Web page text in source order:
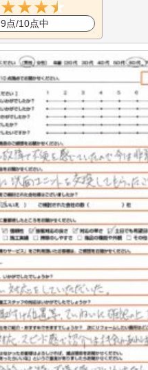
9点/10点中